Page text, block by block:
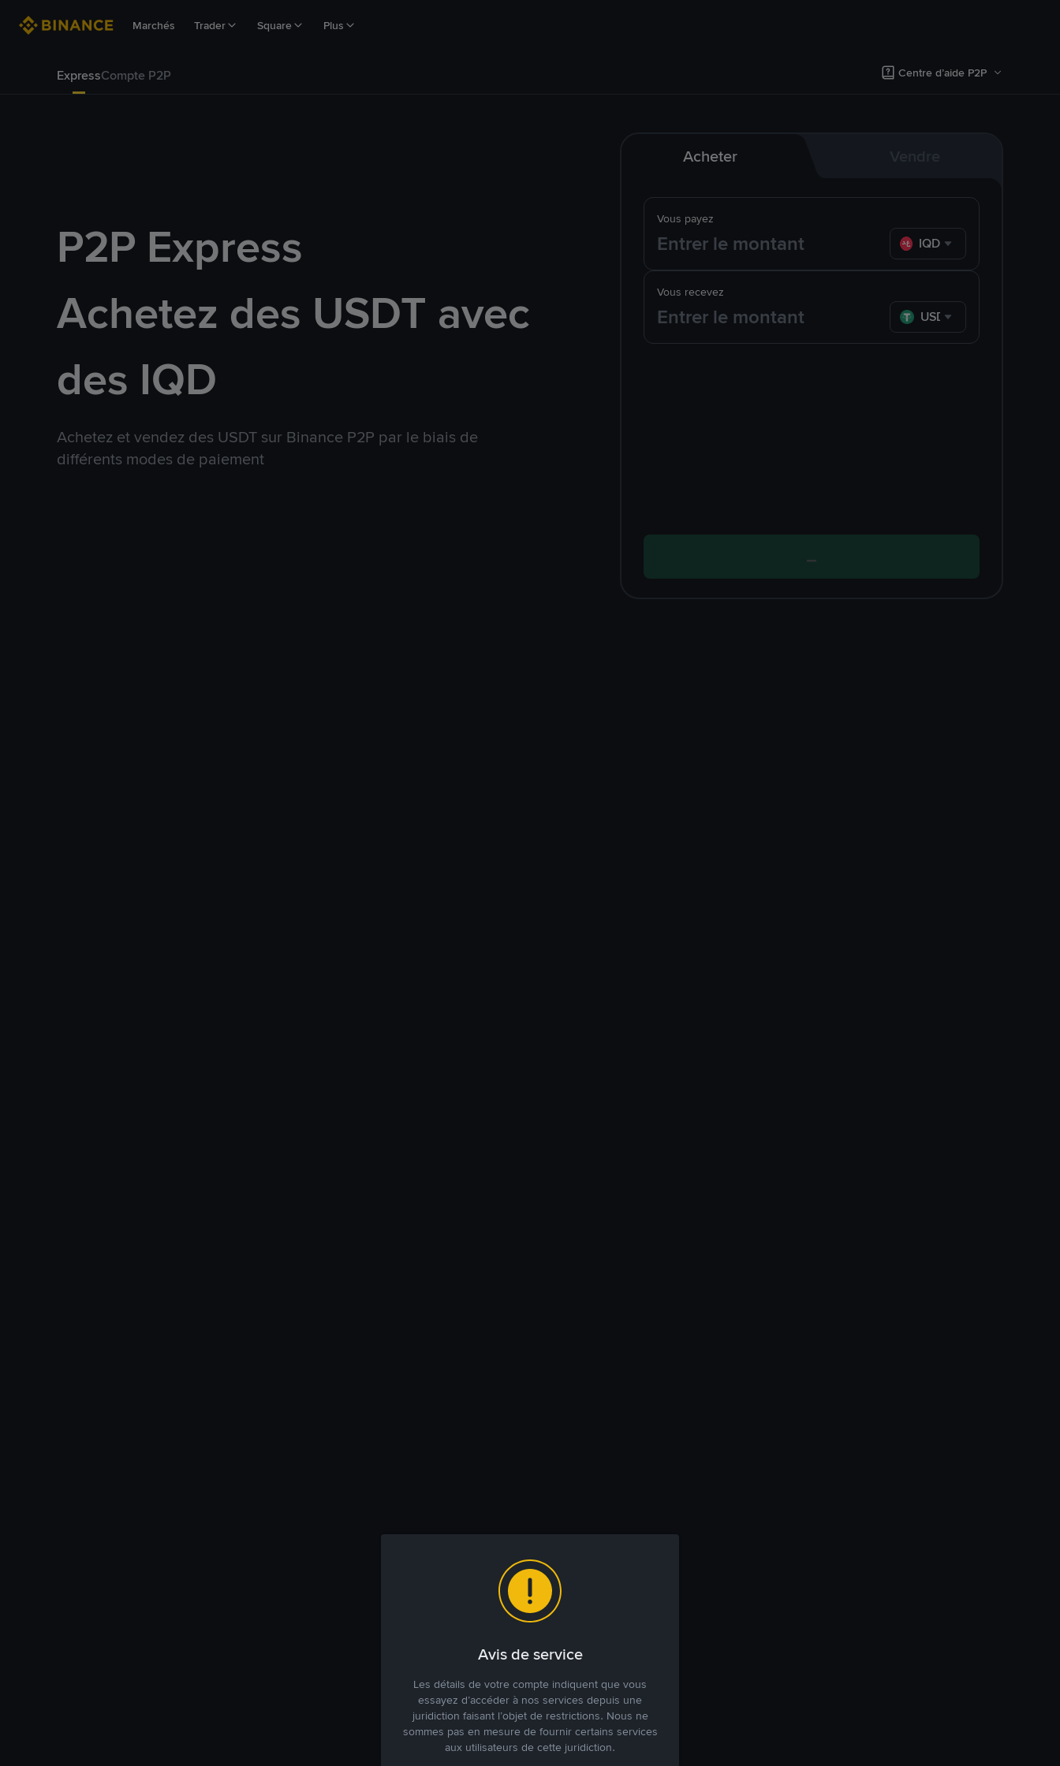
Marchés Trader Square Plus
ExpressCompte P2P Centre d’aide P2P
P2P Express
Achetez des USDT avec
des IQD
Achetez et vendez des USDT sur Binance P2P par le biais de
différents modes de paiement
Acheter
Vous payez
IQD
Vous recevez
USDT
Avis de service
Les détails de votre compte indiquent que vous
essayez d’accéder à nos services depuis une
juridiction faisant l’objet de restrictions. Nous ne
sommes pas en mesure de fournir certains services
aux utilisateurs de cette juridiction.